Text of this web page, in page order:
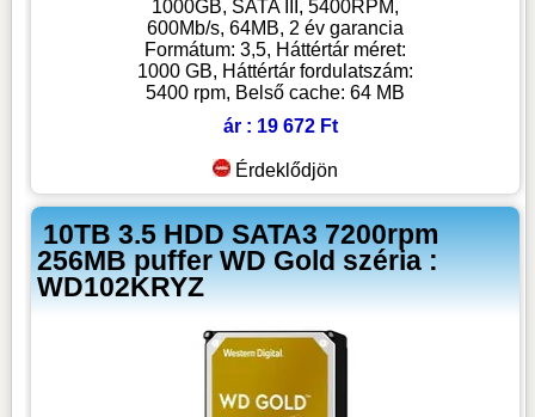
1000GB, SATA III, 5400RPM,
600Mb/s, 64MB, 2 év garancia
Formátum: 3,5, Háttértár méret:
1000 GB, Háttértár fordulatszám:
5400 rpm, Belső cache: 64 MB
ár : 19 672 Ft
Érdeklődjön
10TB 3.5 HDD SATA3 7200rpm
256MB puffer WD Gold széria :
WD102KRYZ